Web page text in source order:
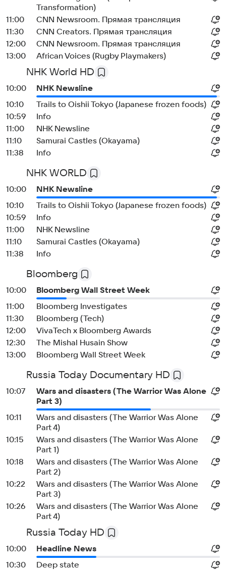
Transformation)
11:00
CNN Newsroom. Прямая трансляция
11:30
CNN Creators. Прямая трансляция
12:00
CNN Newsroom. Прямая трансляция
13:00
African Voices (Rugby Playmakers)
NHK World HD
10:00
NHK Newsline
10:10
Trails to Oishii Tokyo (Japanese frozen foods)
10:59
Info
11:00
NHK Newsline
11:10
Samurai Castles (Okayama)
11:38
Info
NHK WORLD
10:00
NHK Newsline
10:10
Trails to Oishii Tokyo (Japanese frozen foods)
10:59
Info
11:00
NHK Newsline
11:10
Samurai Castles (Okayama)
11:38
Info
Bloomberg
10:00
Bloomberg Wall Street Week
11:00
Bloomberg Investigates
11:30
Bloomberg (Tech)
12:00
VivaTech x Bloomberg Awards
12:30
The Mishal Husain Show
13:00
Bloomberg Wall Street Week
Russia Today Documentary HD
10:07
Wars and disasters (The Warrior Was Alone
Part 3)
10:11
Wars and disasters (The Warrior Was Alone
Part 4)
10:15
Wars and disasters (The Warrior Was Alone
Part 1)
10:18
Wars and disasters (The Warrior Was Alone
Part 2)
10:22
Wars and disasters (The Warrior Was Alone
Part 3)
10:26
Wars and disasters (The Warrior Was Alone
Part 4)
Russia Today HD
10:00
Headline News
10:30
Deep state